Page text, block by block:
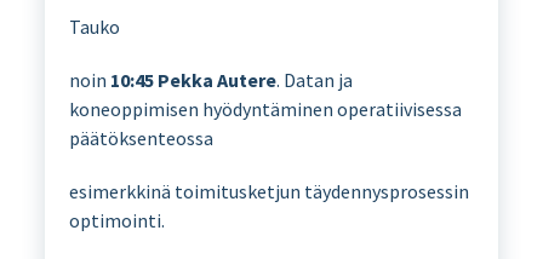
Tauko
noin 10:45 Pekka Autere. Datan ja
koneoppimisen hyödyntäminen operatiivisessa
päätöksenteossa
esimerkkinä toimitusketjun täydennysprosessin
optimointi.